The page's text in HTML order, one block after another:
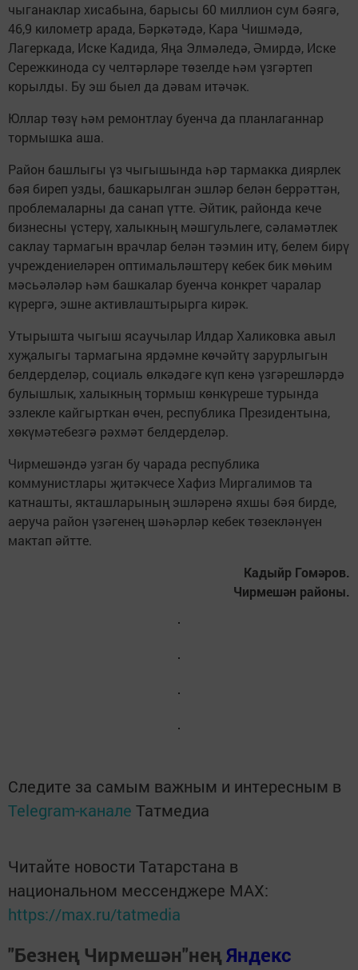
чыганаклар хисабына, барысы 60 миллион сум бәягә,
46,9 километр арада, Бәркәтәдә, Кара Чишмәдә,
Лагеркада, Иске Кадида, Яңа Элмәледә, Әмирдә, Иске
Сережкинода су челтәрләре төзелде һәм үзгәртеп
корылды. Бу эш быел да дәвам итәчәк.
Юллар төзү һәм ремонтлау буенча да планлаганнар
тормышка аша.
Район башлыгы үз чыгышында һәр тармакка диярлек
бәя биреп узды, башкарылган эшләр белән беррәттән,
проблемаларны да санап үтте. Әйтик, районда кече
бизнесны үстерү, халыкның мәшгульлеге, сәламәтлек
саклау тармагын врачлар белән тәэмин итү, белем бирү
учреждениеләрен оптимальләштерү кебек бик мөһим
мәсьәләләр һәм башкалар буенча конкрет чаралар
күрергә, эшне активлаштырырга кирәк.
Утырышта чыгыш ясаучылар Илдар Халиковка авыл
хуҗалыгы тармагына ярдәмне көчәйтү зарурлыгын
белдерделәр, социаль өлкәдәге күп кенә үзгәрешләрдә
булышлык, халыкның тормыш көнкүреше турында
эзлекле кайгырткан өчен, республика Президентына,
хөкүмәтебезгә рәхмәт белдерделәр.
Чирмешәндә узган бу чарада республика
коммунистлары җитәкчесе Хафиз Миргалимов та
катнашты, якташларының эшләренә яхшы бәя бирде,
аеруча район үзәгенең шәһәрләр кебек төзекләнүен
мактап әйтте.
Кадыйр Гомәров.
Чирмешән районы.
Следите за самым важным и интересным в
Telegram-канале Татмедиа
Читайте новости Татарстана в
национальном мессенджере MАХ:
https://max.ru/tatmedia
"Безнең Чирмешән"неңЯндекс